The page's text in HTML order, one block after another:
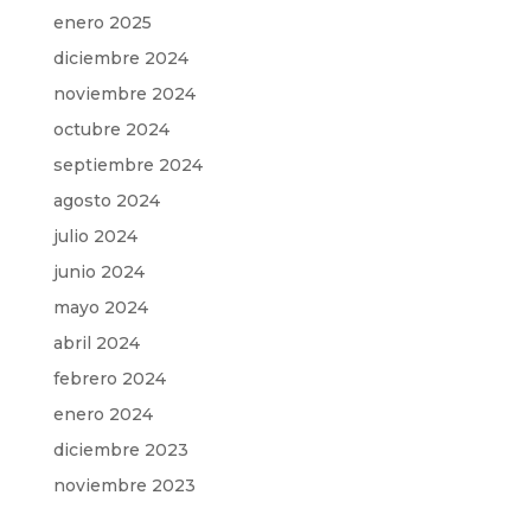
enero 2025
diciembre 2024
noviembre 2024
octubre 2024
septiembre 2024
agosto 2024
julio 2024
junio 2024
mayo 2024
abril 2024
febrero 2024
enero 2024
diciembre 2023
noviembre 2023